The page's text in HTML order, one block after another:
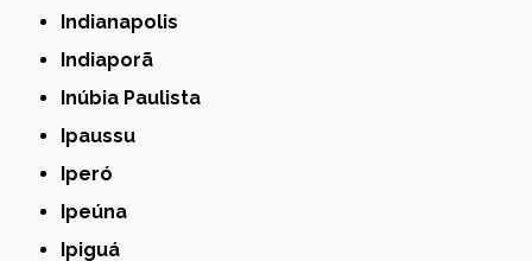
Indianapolis
Indiaporã
Inúbia Paulista
Ipaussu
Iperó
Ipeúna
Ipiguá